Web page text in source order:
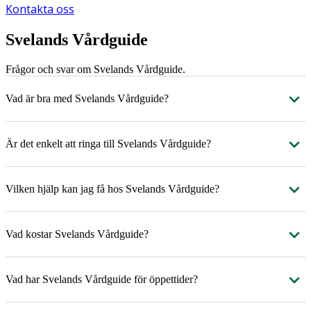
Kontakta oss
Svelands Vårdguide
Frågor och svar om Svelands Vårdguide.
Vad är bra med Svelands Vårdguide?
Är det enkelt att ringa till Svelands Vårdguide?
Vilken hjälp kan jag få hos Svelands Vårdguide?
Vad kostar Svelands Vårdguide?
Vad har Svelands Vårdguide för öppettider?